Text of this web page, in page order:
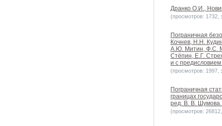
Дранко О.И.,
(просмотров: 1732,
Пограничная
Кочнев, Н.Н.
А.Ю. Митин, Ф.С.
Стёпин, Е.Г.
и с
(просмотров: 1997,
Пограничная
границах
ред. В. В.
(просмотров: